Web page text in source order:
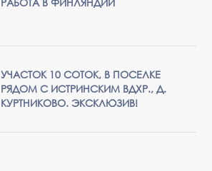
УЧАСТОК 10 СОТОК, В ПОСЕЛКЕ
РЯДОМ С ИСТРИНСКИМ ВДХР., Д.
КУРТНИКОВО. ЭКСКЛЮЗИВ!